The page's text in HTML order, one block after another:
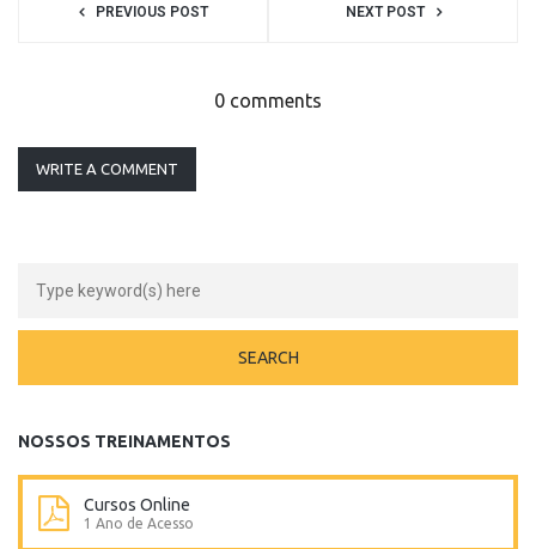
PREVIOUS POST NEXT POST
0 comments
WRITE A COMMENT
NOSSOS TREINAMENTOS
Cursos Online
1 Ano de Acesso